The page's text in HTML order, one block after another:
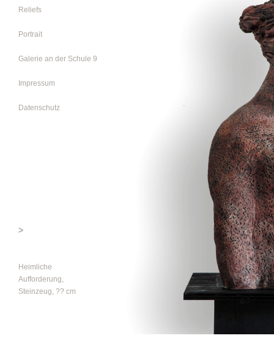
Reliefs
Portrait
Galerie an der Schule 9
Impressum
Datenschutz
>
Heimliche
Aufforderung,
Steinzeug, ?? cm